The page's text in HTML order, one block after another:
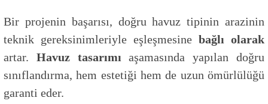
Bir projenin başarısı, doğru havuz tipinin arazinin
teknik gereksinimleriyle eşleşmesine bağlı olarak
artar. Havuz tasarımı aşamasında yapılan doğru
sınıflandırma, hem estetiği hem de uzun ömürlülüğü
garanti eder.